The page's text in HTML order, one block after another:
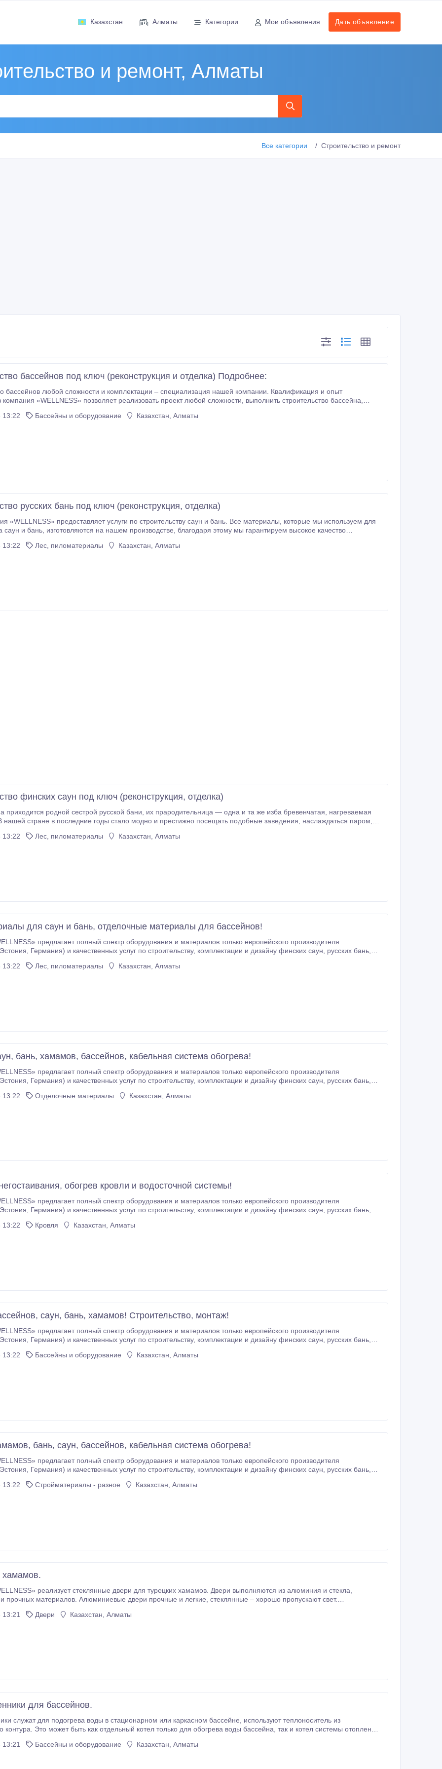
Казахстан Алматы Категории Мои объявления Дать объявление
и ремонт, Алматы
Все категории Строительство и ремонт
бассейнов под ключ (реконструкция и отделка) Подробнее:
любой сложности и комплектации – специализация нашей компании. Квалификация и опыт
«WELLNESS» позволяет реализовать проект любой сложности, выполнить строительство бассейна,
релаксации, укрепления
13:22 Бассейны и оборудование Казахстан, Алматы
русских бань под ключ (реконструкция, отделка)
предоставляет услуги по строительству саун и бань. Все материалы, которые мы используем для
благодаря этому мы гарантируем высокое качество
13:22
Лес, пиломатериалы Казахстан, Алматы
финских саун под ключ (реконструкция, отделка)
сестрой русской бани, их прародительница — одна и та же изба бревенчатая, нагреваемая
13:22
Лес, пиломатериалы Казахстан, Алматы
для саун и бань, отделочные материалы для бассейнов!
предлагает полный спектр оборудования и материалов только европейского производителя
системы, обогрев различных
13:22 Лес, пиломатериалы Казахстан, Алматы
бань, хамамов, бассейнов, кабельная система обогрева!
предлагает полный спектр оборудования и материалов только европейского производителя
системы, обогрев различных
13:22 Отделочные материалы Казахстан, Алматы
обогрев кровли и водосточной системы!
предлагает полный спектр оборудования и материалов только европейского производителя
системы, обогрев различных
13:22 Кровля Казахстан, Алматы
саун, бань, хамамов! Строительство, монтаж!
предлагает полный спектр оборудования и материалов только европейского производителя
системы, обогрев различных
13:22 Бассейны и оборудование Казахстан, Алматы
бань, саун, бассейнов, кабельная система обогрева!
предлагает полный спектр оборудования и материалов только европейского производителя
системы, обогрев различных
13:22 Стройматериалы - разное Казахстан, Алматы
реализует стеклянные двери для турецких хамамов. Двери выполняются из алюминия и стекла,
материалов. Алюминиевые двери прочные и легкие, стеклянные – хорошо пропускают свет.
проникновение пара в жилые, служебные помещения.
Двери Казахстан, Алматы
для бассейнов.
для подогрева воды в стационарном или каркасном бассейне, используют теплоноситель из
Это может быть как отдельный котел только для обогрева воды бассейна, так и котел системы отопления
Бассейны и оборудование Казахстан, Алматы